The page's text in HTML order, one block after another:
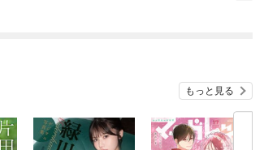
もっと見る